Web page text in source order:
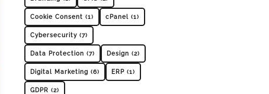
Cookie Consent (1) cPanel (1)
Cybersecurity (7)
Data Protection (7) Design (2)
Digital Marketing (6) ERP (1)
GDPR (2)